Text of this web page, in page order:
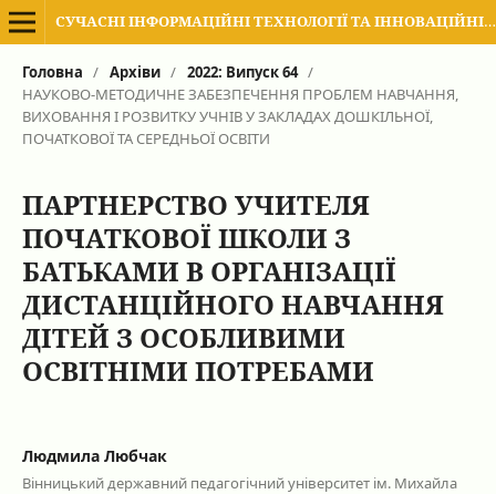
СУЧАСНІ ІНФОРМАЦІЙНІ ТЕХНОЛОГІЇ ТА ІННОВАЦІЙНІ МЕТОДИКИ НАВЧАННЯ В ПІДГОТОВЦІ ФАХІВЦІВ: МЕТОДОЛОГІЯ, ТЕОРІЯ, ДОСВІД, ПРОБЛЕМИ
Головна / Архіви / 2022: Випуск 64 /
НАУКОВО-МЕТОДИЧНЕ ЗАБЕЗПЕЧЕННЯ ПРОБЛЕМ НАВЧАННЯ,
ВИХОВАННЯ І РОЗВИТКУ УЧНІВ У ЗАКЛАДАХ ДОШКІЛЬНОЇ,
ПОЧАТКОВОЇ ТА СЕРЕДНЬОЇ ОСВІТИ
ПАРТНЕРСТВО УЧИТЕЛЯ
ПОЧАТКОВОЇ ШКОЛИ З
БАТЬКАМИ В ОРГАНІЗАЦІЇ
ДИСТАНЦІЙНОГО НАВЧАННЯ
ДІТЕЙ З ОСОБЛИВИМИ
ОСВІТНІМИ ПОТРЕБАМИ
Людмила Любчак
Вінницький державний педагогічний університет ім. Михайла